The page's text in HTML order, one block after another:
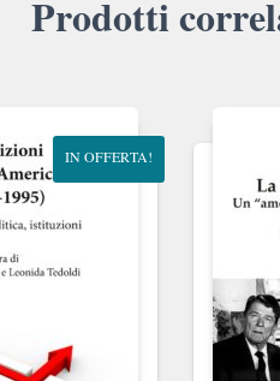
Prodotti
IN OFFERTA!